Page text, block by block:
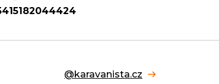
@karavanista.cz